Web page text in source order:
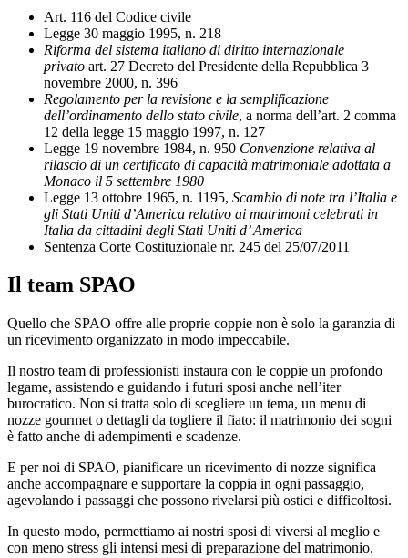
Art. 116 del Codice civile
Legge 30 maggio 1995, n. 218
Riforma del sistema italiano di diritto internazionale
privato art. 27 Decreto del Presidente della Repubblica 3
novembre 2000, n. 396
Regolamento per la revisione e la semplificazione
dell’ordinamento dello stato civile, a norma dell’art. 2 comma
12 della legge 15 maggio 1997, n. 127
Legge 19 novembre 1984, n. 950 Convenzione relativa al
rilascio di un certificato di capacità matrimoniale adottata a
Monaco il 5 settembre 1980
Legge 13 ottobre 1965, n. 1195, Scambio di note tra l’Italia e
gli Stati Uniti d’America relativo ai matrimoni celebrati in
Italia da cittadini degli Stati Uniti d’ America
Sentenza Corte Costituzionale nr. 245 del 25/07/2011
Il team SPAO
Quello che SPAO offre alle proprie coppie non è solo la garanzia di
un ricevimento organizzato in modo impeccabile.
Il nostro team di professionisti instaura con le coppie un profondo
legame, assistendo e guidando i futuri sposi anche nell’iter
burocratico. Non si tratta solo di scegliere un tema, un menu di
nozze gourmet o dettagli da togliere il fiato: il matrimonio dei sogni
è fatto anche di adempimenti e scadenze.
E per noi di SPAO, pianificare un ricevimento di nozze significa
anche accompagnare e supportare la coppia in ogni passaggio,
agevolando i passaggi che possono rivelarsi più ostici e difficoltosi.
In questo modo, permettiamo ai nostri sposi di viversi al meglio e
con meno stress gli intensi mesi di preparazione del matrimonio.